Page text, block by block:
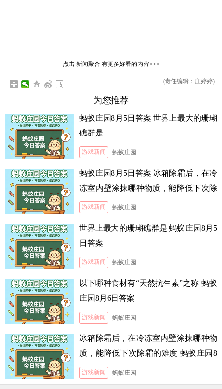
点击 新闻聚合有更多好看的内容>>>
(责任编辑：庄婷婷)
为您推荐
蚂蚁庄园8月5日答案 世界上最大的珊瑚
礁群是
游戏新闻 蚂蚁庄园
蚂蚁庄园8月5日答案 冰箱除霜后，在冷
冻室内壁涂抹哪种物质，能降低下次除
霜的难度
游戏新闻 蚂蚁庄园
世界上最大的珊瑚礁群是 蚂蚁庄园8月5
日答案
游戏新闻 蚂蚁庄园
以下哪种食材有“天然抗生素”之称 蚂蚁
庄园8月6日答案
游戏新闻 蚂蚁庄园
冰箱除霜后，在冷冻室内壁涂抹哪种物
质，能降低下次除霜的难度 蚂蚁庄园8
月5日答案
游戏新闻 蚂蚁庄园